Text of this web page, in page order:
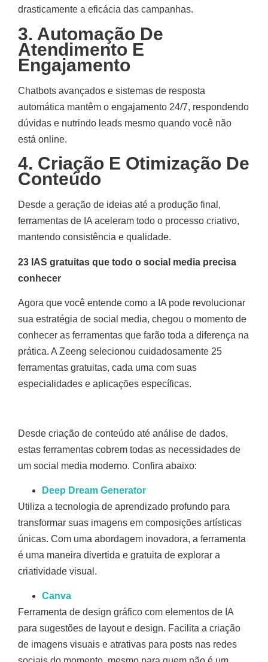
drasticamente a eficácia das campanhas.
3. Automação De
Atendimento E
Engajamento
Chatbots avançados e sistemas de resposta
automática mantêm o engajamento 24/7, respondendo
dúvidas e nutrindo leads mesmo quando você não
está online.
4. Criação E Otimização De
Conteúdo
Desde a geração de ideias até a produção final,
ferramentas de IA aceleram todo o processo criativo,
mantendo consistência e qualidade.
23 IAS gratuitas que todo o social media precisa
conhecer
Agora que você entende como a IA pode revolucionar
sua estratégia de social media, chegou o momento de
conhecer as ferramentas que farão toda a diferença na
prática. A Zeeng selecionou cuidadosamente 25
ferramentas gratuitas, cada uma com suas
especialidades e aplicações específicas.
Desde criação de conteúdo até análise de dados,
estas ferramentas cobrem todas as necessidades de
um social media moderno. Confira abaixo:
Deep Dream Generator
Utiliza a tecnologia de aprendizado profundo para
transformar suas imagens em composições artísticas
únicas. Com uma abordagem inovadora, a ferramenta
é uma maneira divertida e gratuita de explorar a
criatividade visual.
Canva
Ferramenta de design gráfico com elementos de IA
para sugestões de layout e design. Facilita a criação
de imagens visuais e atrativas para posts nas redes